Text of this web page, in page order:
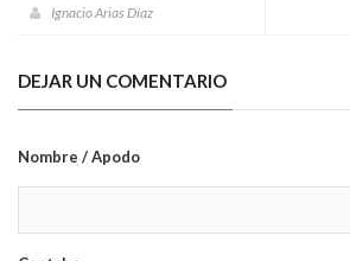
Ignacio Arias Díaz
DEJAR UN COMENTARIO
Nombre / Apodo